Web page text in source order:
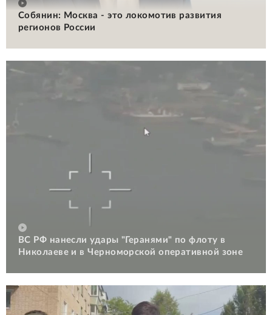
Собянин: Москва - это локомотив развития
регионов России
ВС РФ нанесли удары "Геранями" по флоту в
Николаеве и в Черноморской оперативной зоне